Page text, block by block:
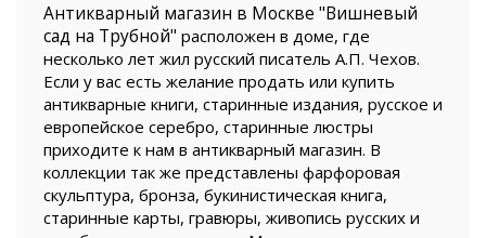
Антикварный магазин в Москве "Вишневый
сад на Трубной" расположен в доме, где
несколько лет жил русский писатель А.П. Чехов.
Если у вас есть желание продать или купить
антикварные книги, старинные издания, русское и
европейское серебро, старинные люстры
приходите к нам в антикварный магазин. В
коллекции так же представлены фарфоровая
скульптура, бронза, букинистическая книга,
старинные карты, гравюры, живопись русских и